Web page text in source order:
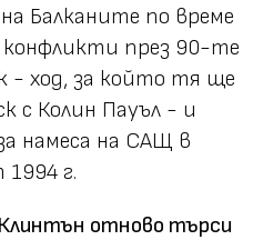
Балканите по време
през 90-те
- ход, за който тя ще
с Колин Пауъл - и
намеса на САЩ в
г.
отново търси